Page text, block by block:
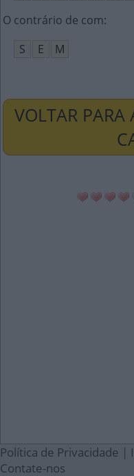
O contrário de com:
S
E M
VOLTAR PARA
Política de Privacidade |
Contate-nos